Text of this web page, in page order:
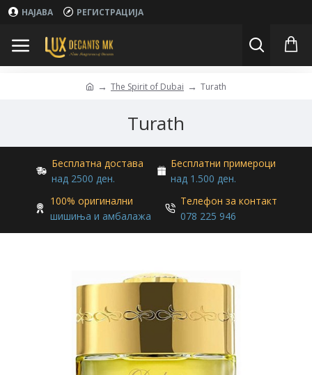
НАЈАВА РЕГИСТРАЦИЈА
The Spirit of Dubai Turath
Turath
Бесплатна достава
над 2500 ден.
Бесплатни примероци
над 1.500 ден.
100% оригинални
шишиња и амбалажа
Телефон за контакт
078 225 946